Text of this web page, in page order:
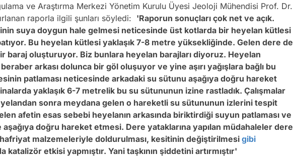
ve Araştırma Merkezi Yönetim Kurulu Üyesi Jeoloji Mühendisi Prof. Dr.
raporla ilgili şunları söyledi: 'Raporun sonuçları çok net ve açık.
suya doygun hale gelmesi neticesinde üst kotlarda bir heyelan kütlesi
Bu heyelan kütlesi yaklaşık 7-8 metre yüksekliğinde. Gelen dere de
baraj oluşturuyor. Biz bunlara heyelan barajları diyoruz. Heyelan
arkası dolunca bir göl oluşuyor ve yine aşırı yağışlara bağlı bu
patlaması neticesinde arkadaki su sütunu aşağıya doğru hareket
yaklaşık 6-7 metrelik bu su sütununun izine rastladık. Çalışmalar
sonra meydana gelen o hareketli su sütununun izlerini tespit
afetin esas sebebi heyelanın arkasında biriktirdiği suyun patlaması ve
doğru hareket etmesi. Dere yataklarına yapılan müdahaleler dere
hafriyat malzemeleriyle doldurulması, kesitinin değiştirilmesi gibi
katalizör etkisi yapmıştır. Yani taşkının şiddetini artırmıştır'